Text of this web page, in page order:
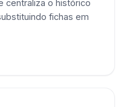
centraliza o histórico
fichas em